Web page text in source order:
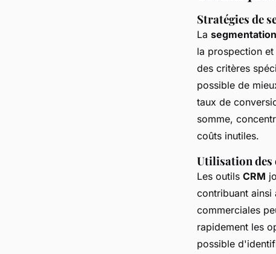
Stratégies de
La
la prospection
des critères
possible de
taux de
somme,
coûts inutiles.
Utilisation des
Les outils CRM
contribuant ainsi
commerciales
rapidement les
possible